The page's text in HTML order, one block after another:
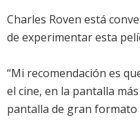
Charles Roven está
de experimentar esta
“Mi recomendación es
el cine, en la pantalla
pantalla de gran formato